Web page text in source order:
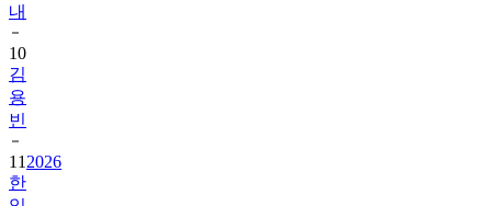
내
10
김
용
빈
11 2026
한